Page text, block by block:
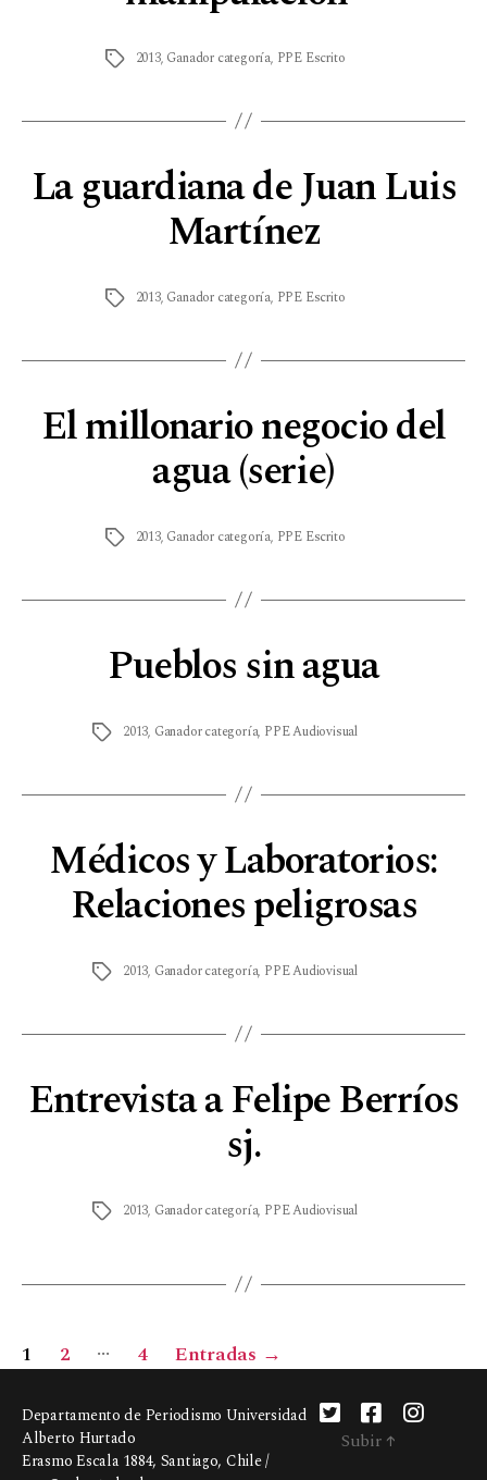
2013, Ganador categoría, PPE Escrito
La guardiana de Juan Luis
Martínez
2013, Ganador categoría, PPE Escrito
El millonario negocio del
agua (serie)
2013, Ganador categoría, PPE Escrito
Pueblos sin agua
2013, Ganador categoría, PPE Audiovisual
Médicos y Laboratorios:
Relaciones peligrosas
2013, Ganador categoría, PPE Audiovisual
Entrevista a Felipe Berríos
sj.
2013, Ganador categoría, PPE Audiovisual
1 2 … 4 Entradas →
Departamento de Periodismo Universidad
Alberto Hurtado
Erasmo Escala 1884, Santiago, Chile /
Subir ↑